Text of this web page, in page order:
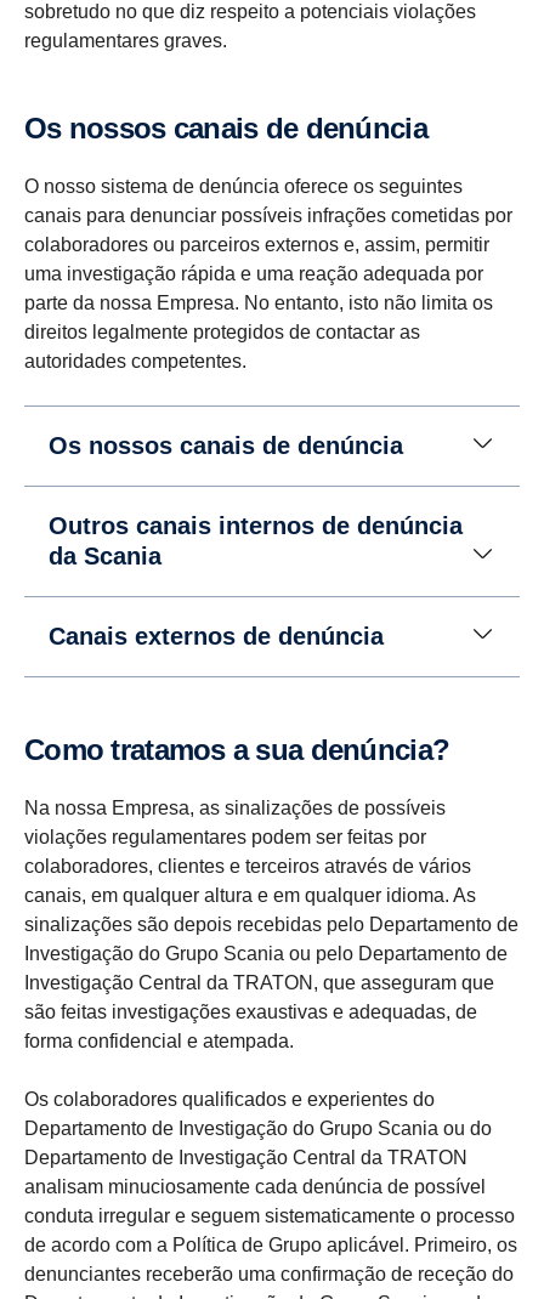
sobretudo no que diz respeito a potenciais violações
regulamentares graves.
Os nossos canais de denúncia
O nosso sistema de denúncia oferece os seguintes
canais para denunciar possíveis infrações cometidas por
colaboradores ou parceiros externos e, assim, permitir
uma investigação rápida e uma reação adequada por
parte da nossa Empresa. No entanto, isto não limita os
direitos legalmente protegidos de contactar as
autoridades competentes.
Os nossos canais de denúncia
Outros canais internos de denúncia
da Scania
Canais externos de denúncia
Como tratamos a sua denúncia?
Na nossa Empresa, as sinalizações de possíveis
violações regulamentares podem ser feitas por
colaboradores, clientes e terceiros através de vários
canais, em qualquer altura e em qualquer idioma. As
sinalizações são depois recebidas pelo Departamento de
Investigação do Grupo Scania ou pelo Departamento de
Investigação Central da TRATON, que asseguram que
são feitas investigações exaustivas e adequadas, de
forma confidencial e atempada.
Os colaboradores qualificados e experientes do
Departamento de Investigação do Grupo Scania ou do
Departamento de Investigação Central da TRATON
analisam minuciosamente cada denúncia de possível
conduta irregular e seguem sistematicamente o processo
de acordo com a Política de Grupo aplicável. Primeiro, os
denunciantes receberão uma confirmação de receção do